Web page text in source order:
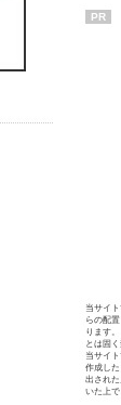
PR
当サイ
らの配
ります
とは固く
当サイ
作成し
出され
いた上で